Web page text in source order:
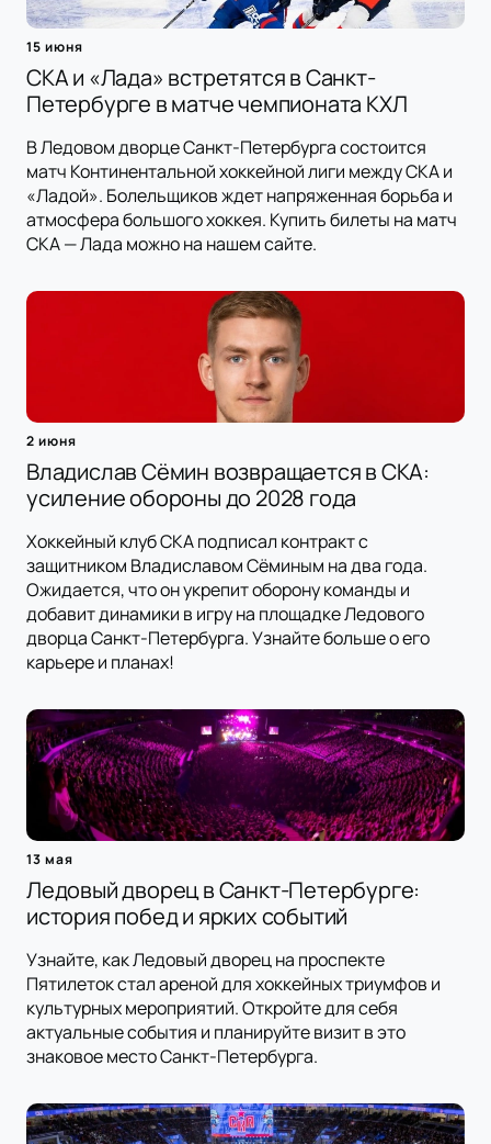
15 июня
СКА и «Лада» встретятся в Санкт-
Петербурге в матче чемпионата КХЛ
В Ледовом дворце Санкт-Петербурга состоится
матч Континентальной хоккейной лиги между СКА и
«Ладой». Болельщиков ждет напряженная борьба и
атмосфера большого хоккея. Купить билеты на матч
СКА — Лада можно на нашем сайте.
2 июня
Владислав Сёмин возвращается в СКА:
усиление обороны до 2028 года
Хоккейный клуб СКА подписал контракт с
защитником Владиславом Сёминым на два года.
Ожидается, что он укрепит оборону команды и
добавит динамики в игру на площадке Ледового
дворца Санкт-Петербурга. Узнайте больше о его
карьере и планах!
13 мая
Ледовый дворец в Санкт-Петербурге:
история побед и ярких событий
Узнайте, как Ледовый дворец на проспекте
Пятилеток стал ареной для хоккейных триумфов и
культурных мероприятий. Откройте для себя
актуальные события и планируйте визит в это
знаковое место Санкт-Петербурга.